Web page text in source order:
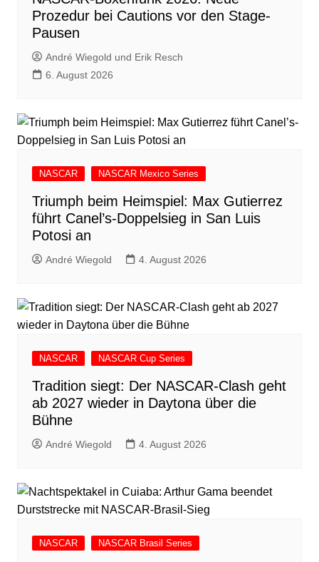
Prozedur bei Cautions vor den Stage-
Pausen
André Wiegold und Erik Resch
6. August 2026
NASCAR NASCAR Mexico Series
Triumph beim Heimspiel: Max Gutierrez
führt Canel’s-Doppelsieg in San Luis
Potosi an
André Wiegold 4. August 2026
NASCAR NASCAR Cup Series
Tradition siegt: Der NASCAR-Clash geht
ab 2027 wieder in Daytona über die
Bühne
André Wiegold 4. August 2026
NASCAR NASCAR Brasil Series